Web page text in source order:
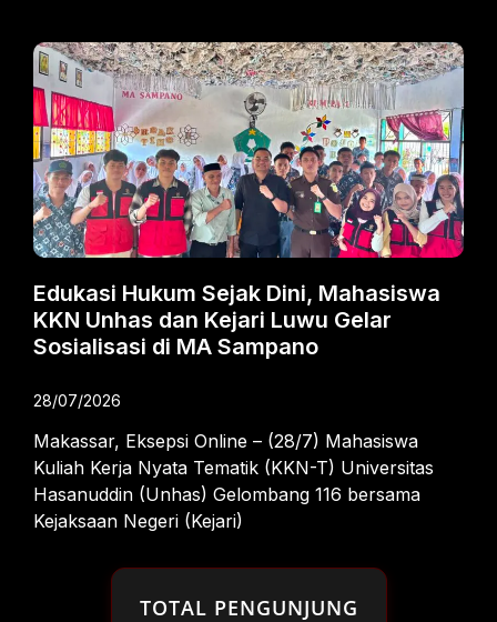
Edukasi Hukum Sejak Dini, Mahasiswa
KKN Unhas dan Kejari Luwu Gelar
Sosialisasi di MA Sampano
28/07/2026
Makassar, Eksepsi Online – (28/7) Mahasiswa
Kuliah Kerja Nyata Tematik (KKN-T) Universitas
Hasanuddin (Unhas) Gelombang 116 bersama
Kejaksaan Negeri (Kejari)
TOTAL PENGUNJUNG